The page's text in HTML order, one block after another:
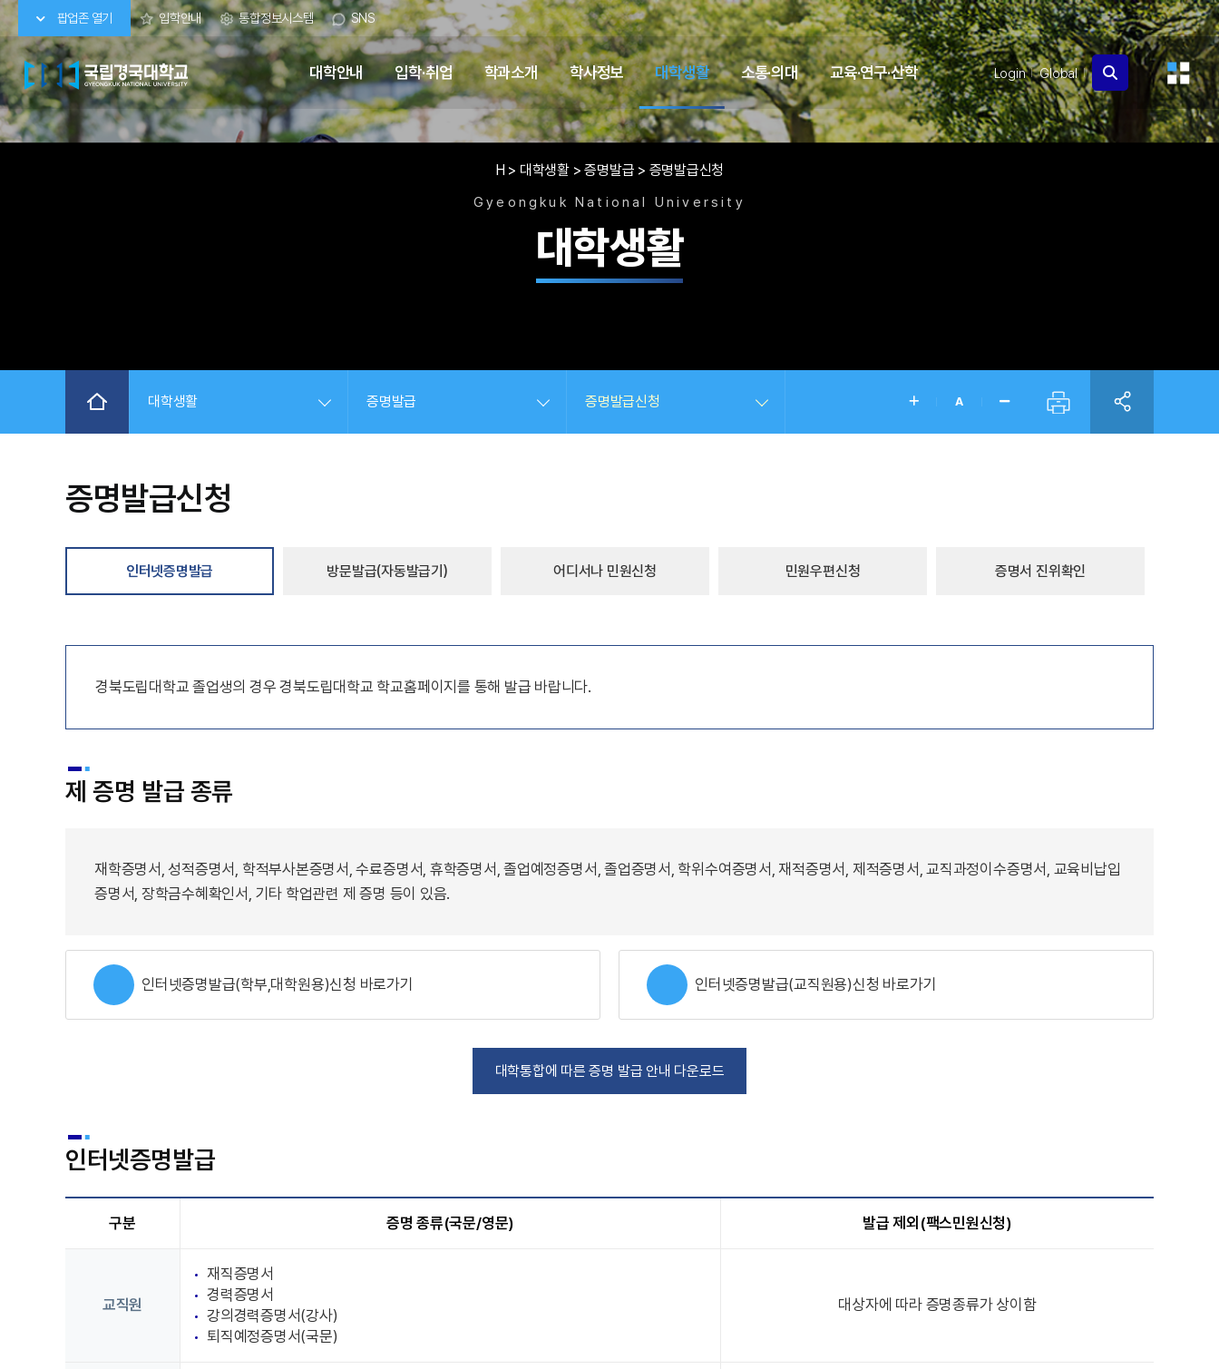
팝업존 열기 입학안내 통합정보시스템 SNS
대학안내 입학·취업 학과소개 학사정보 대학생활 소통·의대 교육·연구·산학 Login Global
H > 대학생활 > 증명발급 > 증명발급신청
Gyeongkuk National University
대학생활
대학생활 증명발급 증명발급신청 A
증명발급신청
인터넷증명발급 방문발급(자동발급기) 어디서나 민원신청 민원우편신청 증명서 진위확인
경북도립대학교 졸업생의 경우 경북도립대학교 학교홈페이지를 통해 발급 바랍니다.
제 증명 발급 종류
재학증명서, 성적증명서, 학적부사본증명서, 수료증명서, 휴학증명서, 졸업예정증명서, 졸업증명서, 학위수여증명서, 재적증명서, 제적증명서, 교직과정이수증명서, 교육비납입
증명서, 장학금수혜확인서, 기타 학업관련 제 증명 등이 있음.
인터넷증명발급(학부,대학원용)신청 바로가기 인터넷증명발급(교직원용)신청 바로가기
대학통합에 따른 증명 발급 안내 다운로드
인터넷증명발급
구분 증명 종류(국문/영문) 발급 제외(팩스민원신청)
교직원
재직증명서
경력증명서
강의경력증명서(강사)
퇴직예정증명서(국문)
대상자에 따라 증명종류가 상이함